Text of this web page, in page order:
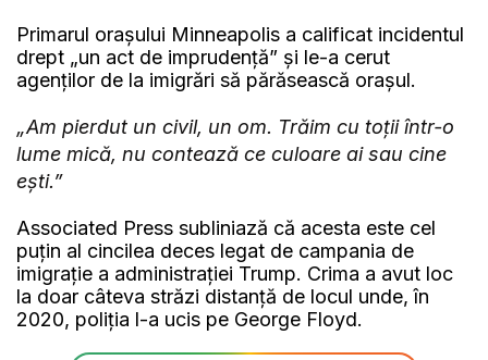
Primarul orașului Minneapolis a calificat incidentul
drept „un act de imprudență” și le-a cerut
agenților de la imigrări să părăsească orașul.
„Am pierdut un civil, un om. Trăim cu toții într-o
lume mică, nu contează ce culoare ai sau cine
ești.”
Associated Press subliniază că acesta este cel
puțin al cincilea deces legat de campania de
imigrație a administrației Trump. Crima a avut loc
la doar câteva străzi distanță de locul unde, în
2020, poliția l-a ucis pe George Floyd.